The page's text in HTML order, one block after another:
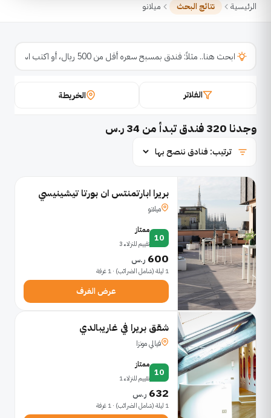
الرئيسية نتائج البحث ميلانو
الفلاتر الخريطة
وجدنا 320فندق تبدأ من 34 ر.س
بريرا ابارتمنتس ان بورتا تيشينيسي
ميلانو
10
ممتاز
تقييم للنزلاء 3
600 ر.س
1 ليلة (شامل الضرائب) · 1 غرفة
عرض الغرف
شقق بريرا في غاريبالدي
فيالي مونزا
10
ممتاز
تقييم للنزلاء 1
632 ر.س
1 ليلة (شامل الضرائب) · 1 غرفة